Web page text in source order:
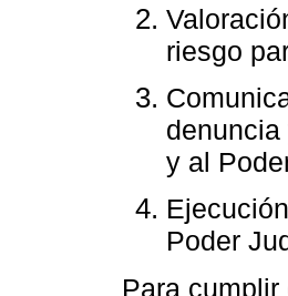
riesgo
y al
Poder
Para